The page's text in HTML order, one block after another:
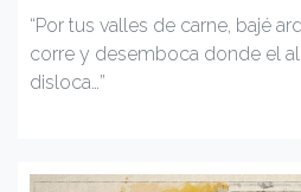
“Por tus valles de carne, bajé
corre y desemboca donde el
disloca…”